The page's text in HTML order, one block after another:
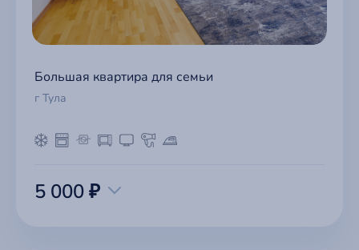
Большая квартира для семьи
г Тула
5 000 ₽